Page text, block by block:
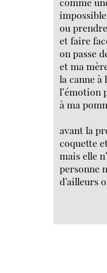
ou
et faire
on passe
et ma
la canne
l’émotion
à ma
avant la
coquette
mais elle
personne
d’ailleurs